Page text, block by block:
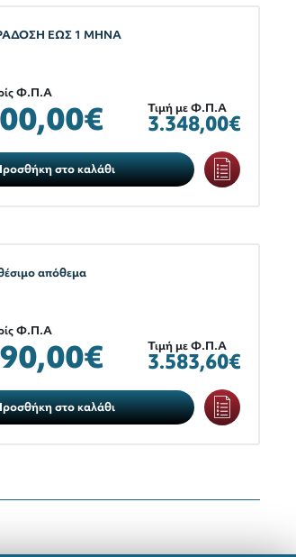
ΕΩΣ 1 ΜΗΝΑ
Φ.Π.Α
Τιμή με Φ.Π.Α
3.348,00€
στο καλάθι
απόθεμα
Φ.Π.Α
Τιμή με Φ.Π.Α
3.583,60€
στο καλάθι